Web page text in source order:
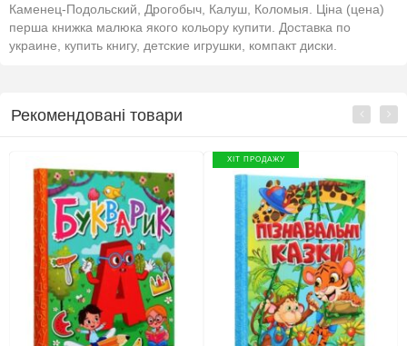
Каменец-Подольский, Дрогобыч, Калуш, Коломыя. Ціна (цена)
перша книжка малюка якого кольору купити. Доставка по
украине, купить книгу, детские игрушки, компакт диски.
Рекомендовані товари
ХІТ ПРОДАЖУ